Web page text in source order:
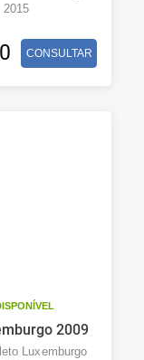
2015
CONSULTAR
2009
Luxemburgo